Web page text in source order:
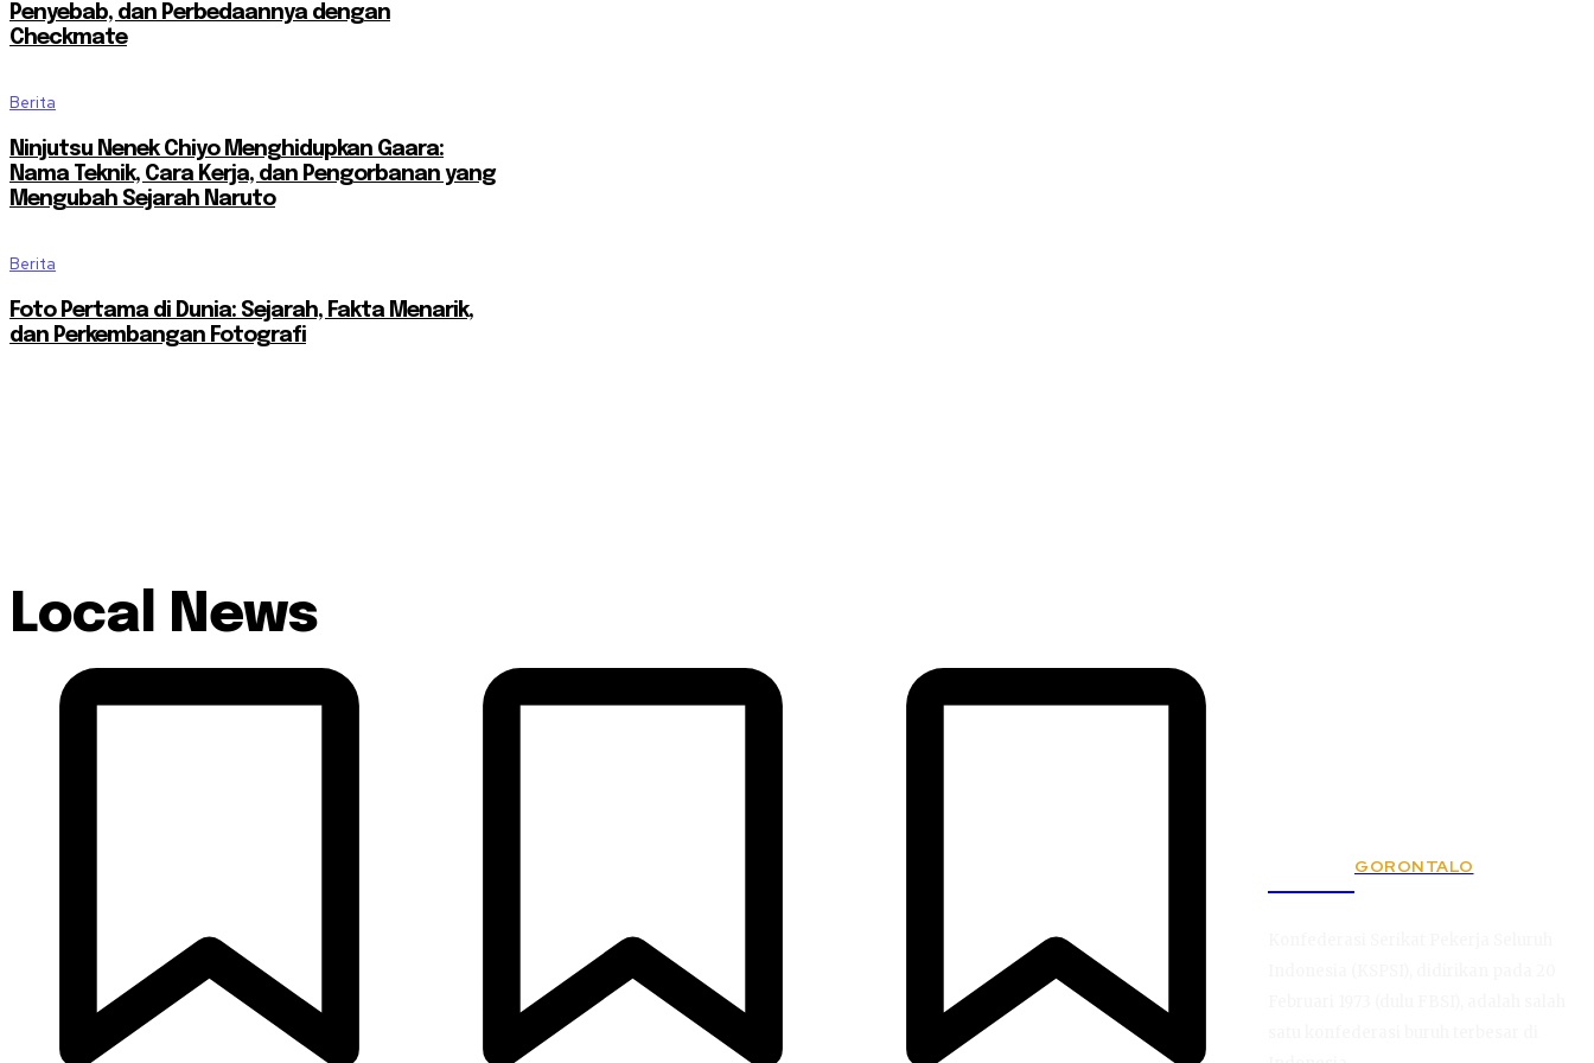
Penyebab, dan Perbedaannya dengan
Checkmate
Berita
Ninjutsu Nenek Chiyo Menghidupkan Gaara:
Nama Teknik, Cara Kerja, dan Pengorbanan yang
Mengubah Sejarah Naruto
Berita
Foto Pertama di Dunia: Sejarah, Fakta Menarik,
dan Perkembangan Fotografi
Local News
GORONTALO